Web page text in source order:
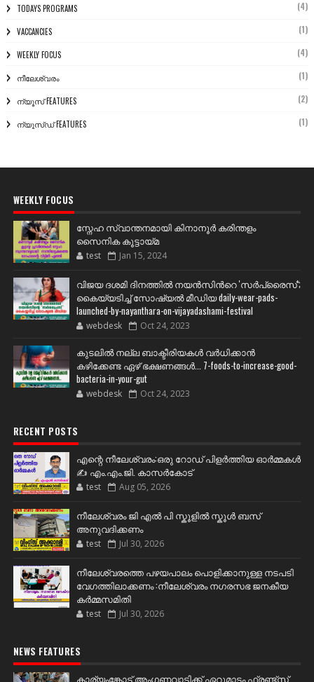
TODAYS PROGRAMS (4)
VACCANCIES (1)
WEEKLY FOCUS (4)
നീലേശ്വരം (1)
ന്യൂസ് FEATURES (2)
ന്യൂസ്ഡ് FEATURES (1)
WEEKLY FOCUS
സ്നേഹ സ്വാന്തനമായി കിനാനൂർ കരിന്തളം
സൈനിക കൂട്ടായ്മ
test Jan 15, 2024
വിജയ ദശമി ദിനത്തില്‍ നയന്‍സിന്‍റെ 'സര്‍പ്രൈസ്';
കൈയ്യടിച്ച് സോഷ്യല്‍ മീഡിയ daily-wear-pads-
launched-by-nayanthara-on-vijayadashami-festival
webdesk Oct 24, 2023
കുടലിൽ നല്ല ബാക്ടീരിയകൾ വര്‍ധിക്കാന്‍
കഴിക്കേണ്ട ഏഴ് ഭക്ഷണങ്ങള്‍... 7-foods-to-increase-good-
bacteria-in-your-gut
webdesk Oct 24, 2023
RECENT POSTS
എന്റെ നീലേശ്വരം:ഒരു റോഡ് പിളർത്തിയ ഓർമ്മകൾ
✍️ എം.എം.ജി. കാസർകോട്
test Aug 05, 2026
നീലേശ്വരം ജി എൽ പി സ്കൂളിൽ സ്കൂൾ ബസ്
അനുവദിക്കണം
test Jul 30, 2026
നീലേശ്വരത്തെ പഴയപാലം പൊളിക്കാനുള്ള നടപടി
വേഗത്തിലാക്കണം :നീലേശ്വരം നഗരസഭ ജനകീയ
കർമ്മസമിതി
test Jul 30, 2026
NEWS FEATURES
കാര്യംങ്കോട് അംഗണവാടിക്ക് ഏറുമാടം ഫ്രണ്ട്സ്